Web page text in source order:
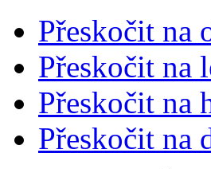
Přeskočit na
Přeskočit na
Přeskočit na
Přeskočit na